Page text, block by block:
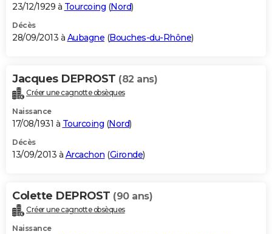
23/12/1929 à Tourcoing (Nord)
Décès
28/09/2013 à Aubagne (Bouches-du-Rhône)
Jacques DEPROST (82 ans)
Créer une cagnotte obsèques
Naissance
17/08/1931 à Tourcoing (Nord)
Décès
13/09/2013 à Arcachon (Gironde)
Colette DEPROST (90 ans)
Créer une cagnotte obsèques
Naissance